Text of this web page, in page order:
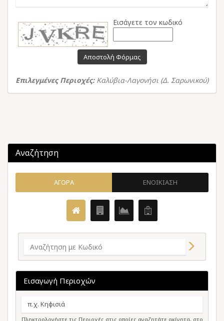
Εισάγετε τον κωδικό
Αποστολή Φόρμας
Επιλεγμένες Περιοχές: Καλύβια-Λαγονήσι (Δ. Σαρωνικού)
Αναζήτηση
ΑΓΟΡΑ ΕΝΟΙΚΙΑΣΗ
Εισαγωγή Περιοχών
Πληκτρολογήστε τις Περιοχές στις οποίες αναζητάτε ακίνητα, στο